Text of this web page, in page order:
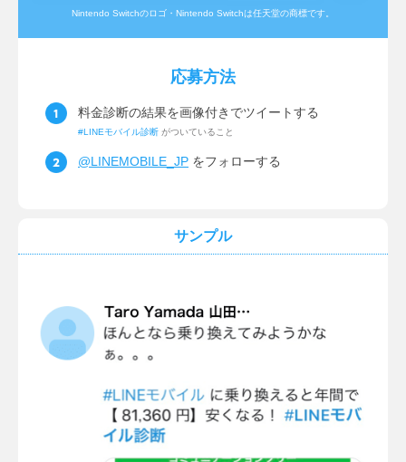
Nintendo Switchのロゴ・Nintendo Switchは任天堂の商標です。
応募方法
料金診断の結果を画像付きでツイートする
#LINEモバイル診断 がついていること
@LINEMOBILE_JP をフォローする
サンプル